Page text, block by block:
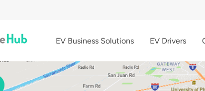
EV Business Solutions EV Drivers